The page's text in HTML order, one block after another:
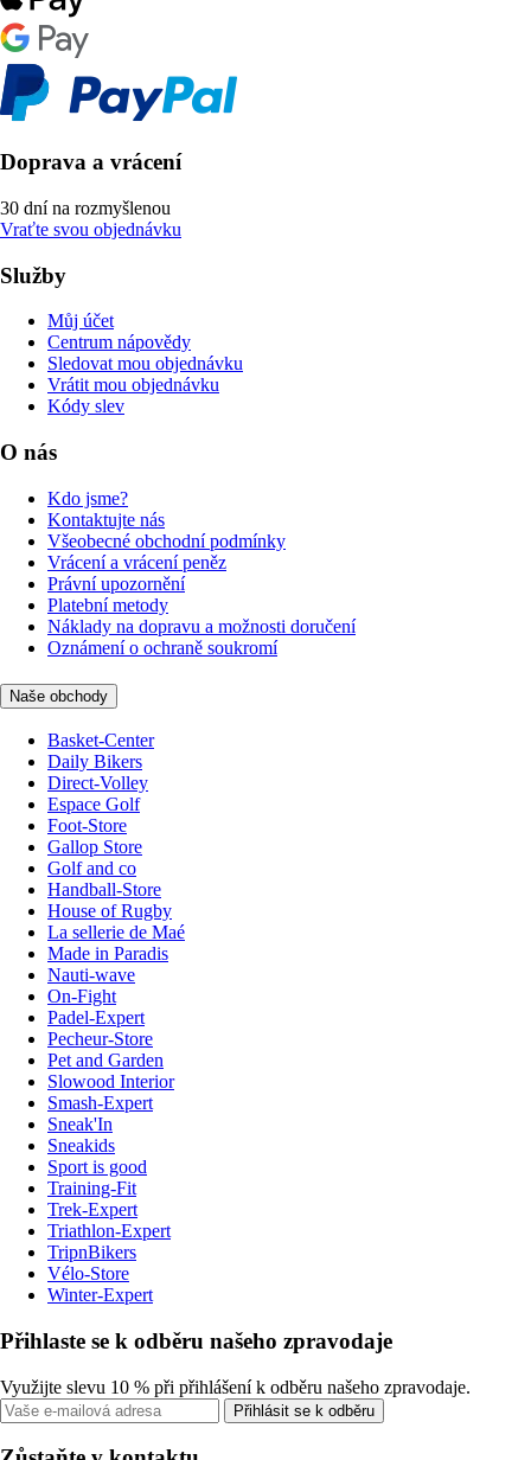
Doprava a vrácení
30 dní na rozmyšlenou
Vraťte svou objednávku
Služby
Můj účet
Centrum nápovědy
Sledovat mou objednávku
Vrátit mou objednávku
Kódy slev
O nás
Kdo jsme?
Kontaktujte nás
Všeobecné obchodní podmínky
Vrácení a vrácení peněz
Právní upozornění
Platební metody
Náklady na dopravu a možnosti doručení
Oznámení o ochraně soukromí
Naše obchody
Basket-Center
Daily Bikers
Direct-Volley
Espace Golf
Foot-Store
Gallop Store
Golf and co
Handball-Store
House of Rugby
La sellerie de Maé
Made in Paradis
Nauti-wave
On-Fight
Padel-Expert
Pecheur-Store
Pet and Garden
Slowood Interior
Smash-Expert
Sneak'In
Sneakids
Sport is good
Training-Fit
Trek-Expert
Triathlon-Expert
TripnBikers
Vélo-Store
Winter-Expert
Přihlaste se k odběru našeho zpravodaje
Využijte slevu 10 % při přihlášení k odběru našeho zpravodaje.
Přihlásit se k odběru